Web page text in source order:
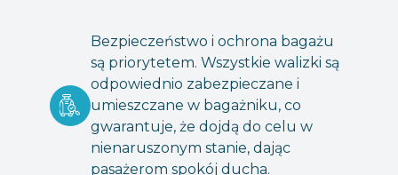
Bezpieczeństwo i ochrona bagażu
są priorytetem. Wszystkie walizki są
odpowiednio zabezpieczane i
umieszczane w bagażniku, co
gwarantuje, że dojdą do celu w
nienaruszonym stanie, dając
pasażerom spokój ducha.